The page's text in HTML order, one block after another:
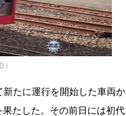
たに運行を開始した車両か
たした。その前日には初代